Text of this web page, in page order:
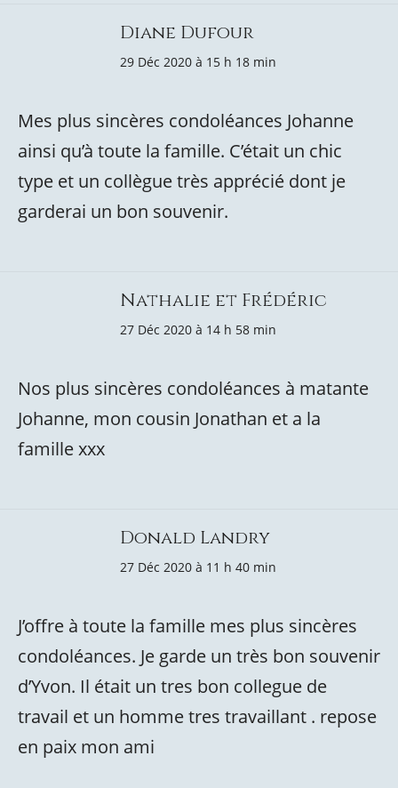
Diane Dufour
29 Déc 2020 à 15 h 18 min
Mes plus sincères condoléances Johanne
ainsi qu’à toute la famille. C’était un chic
type et un collègue très apprécié dont je
garderai un bon souvenir.
Nathalie et Frédéric
27 Déc 2020 à 14 h 58 min
Nos plus sincères condoléances à matante
Johanne, mon cousin Jonathan et a la
famille xxx
Donald Landry
27 Déc 2020 à 11 h 40 min
J’offre à toute la famille mes plus sincères
condoléances. Je garde un très bon souvenir
d’Yvon. Il était un tres bon collegue de
travail et un homme tres travaillant . repose
en paix mon ami